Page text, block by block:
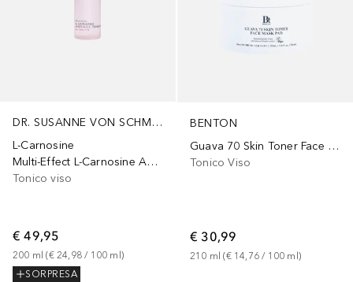
DR. SUSANNE VON SCHMIEDEBERG
L-Carnosine
Multi-Effect L-Carnosine Anti-A.G.E. Toner
Tonico viso
€ 49,95
200 ml (€ 24,98 / 100 ml )
SORPRESA
BENTON
Guava 70 Skin Toner Face Mask Pad
Tonico Viso
€ 30,99
210 ml (€ 14,76 / 100 ml )